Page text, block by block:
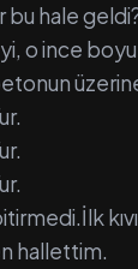
bu hale
o ince
hallettim.